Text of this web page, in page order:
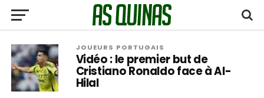
JOUEURS PORTUGAIS
Vidéo : le premier but de
Cristiano Ronaldo face à Al-
Hilal